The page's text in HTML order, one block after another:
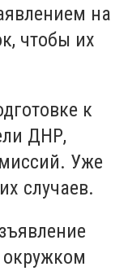
на
чтобы их
к
ДНР,
Уже
случаев.
окружком